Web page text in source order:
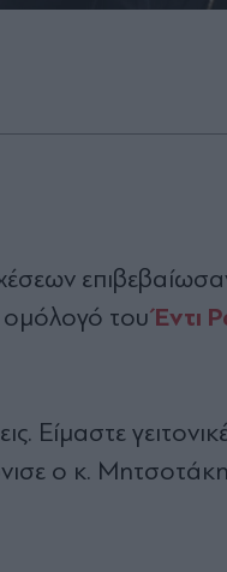
ομόλογό τουΈντι
Είμαστε
ο κ.